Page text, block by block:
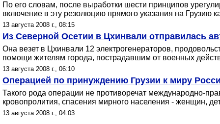
По его словам, после выработки шести принципов
включение в эту резолюцию прямого указания на Грузию
13 августа 2008 г., 08:15
Из Северной Осетии в Цхинвали отправилась
Она везет в Цхинвали 12 электрогенераторов,
помощи жителям города, пострадавшим от военных
13 августа 2008 г., 06:10
Операцией по принуждению Грузии к миру
Такого рода операции не противоречат международно-
кровопролития, спасения мирного населения - женщин,
13 августа 2008 г., 04:03